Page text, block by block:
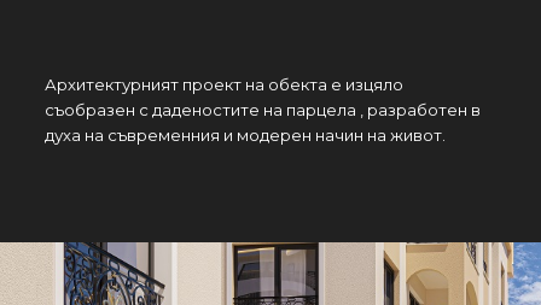
Архитектурният проект на обекта е изцяло
съобразен с даденостите на парцела , разработен в
духа на съвременния и модерен начин на живот.